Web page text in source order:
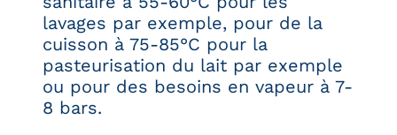
lavages par exemple, pour de la
cuisson à 75-85°C pour la
pasteurisation du lait par exemple
ou pour des besoins en vapeur à 7-
8 bars.